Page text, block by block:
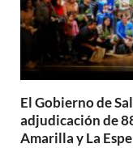
El Gobierno de
adjudicación de
Amarilla y La